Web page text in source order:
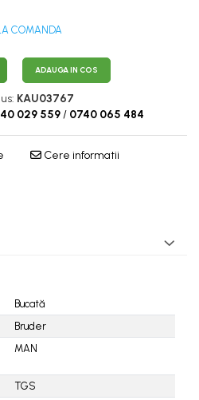
COMANDA
ADAUGA IN COS
KAU03767
029 559/ 0740 065 484
Cere informatii
Bucată
Bruder
MAN
TGS